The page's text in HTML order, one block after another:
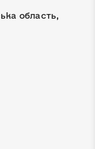
область,